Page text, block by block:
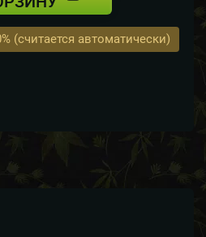
(считается автоматически)